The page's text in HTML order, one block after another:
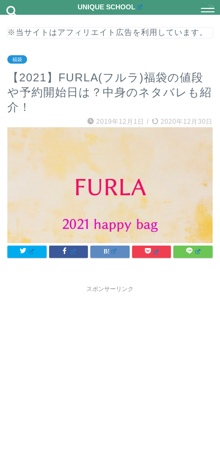
UNIQUE SCHOOL
※当サイトはアフィリエイト広告を利用しています。
福袋
【2021】FURLA(フルラ)福袋の値段
や予約開始日は？中身のネタバレも紹
介！
2019年12月1日 / 2020年12月30日
スポンサーリンク